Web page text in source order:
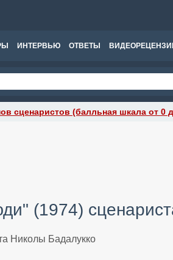
ИНТЕРВЬЮ ОТВЕТЫ
сценаристов (балльная шкала от 0
(1974)